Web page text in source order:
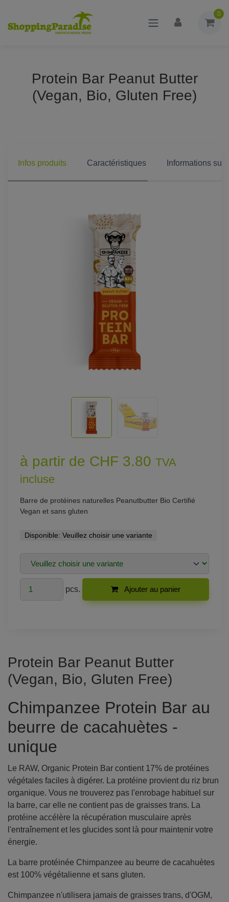
0
Protein Bar Peanut Butter
(Vegan, Bio, Gluten Free)
Infos produits Caractéristiques Informations
à partir de CHF 3.80 TVA
incluse
Barre de protéines naturelles Peanutbutter Bio Certifié
Vegan et sans gluten
Disponible: Veuillez choisir une variante
pcs. Ajouter au panier
Protein Bar Peanut Butter
(Vegan, Bio, Gluten Free)
Chimpanzee Protein Bar au
beurre de cacahuètes -
unique
Le RAW, Organic Protein Bar contient 17% de protéines
végétales faciles à digérer. La protéine provient du riz brun
organique. Vous ne trouverez pas l'enrobage habituel sur
la barre, car elle ne contient pas de graisses trans. La
protéine accélère la récupération musculaire après
l'entraînement et les glucides sont là pour maintenir votre
énergie.
La barre protéinée Chimpanzee au beurre de cacahuètes
est 100% végétalienne et sans gluten.
Chimpanzee n'utilisera jamais de graisses trans, d'OGM,